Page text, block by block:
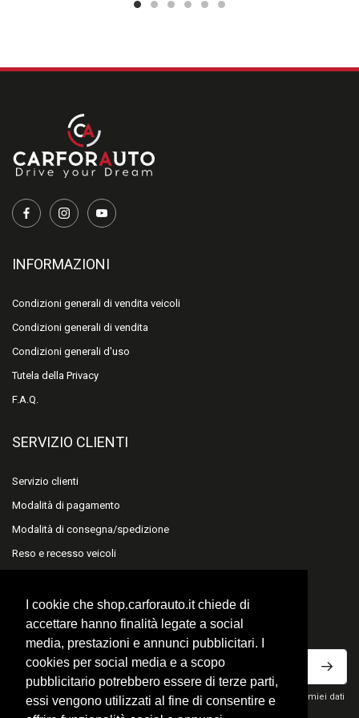
I cookie che shop.carforauto.it chiede di
accettare hanno finalità legate a social
media, prestazioni e annunci pubblicitari. I
cookies per social media e a scopo
pubblicitario potrebbero essere di terze parti,
essi vengono utilizzati al fine di consentire e
INFORMAZIONI
Condizioni generali di vendita veicoli
Condizioni generali di vendita
Condizioni generali d'uso
Tutela della Privacy
F.A.Q.
SERVIZIO CLIENTI
Servizio clienti
Modalità di pagamento
Modalità di consegna/spedizione
Reso e recesso veicoli
ISCRIVITI ALLA NEWSLETTER
Ho letto la privacy policy del sito e acconsento al trattamento dei miei dati
personali per ricevere comunicazioni commerciali.